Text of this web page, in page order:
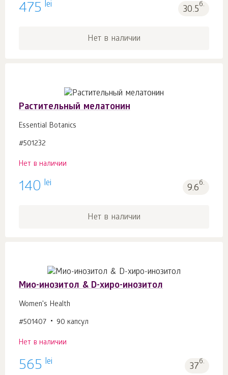
475 lei 30.5б.
Нет в наличии
Растительный мелатонин
Essential Botanics
#501232
Нет в наличии
140 lei 9.6б.
Нет в наличии
Мио-инозитол & D-хиро-инозитол
Women's Health
#501407 90 капсул
Нет в наличии
565 lei 37б.